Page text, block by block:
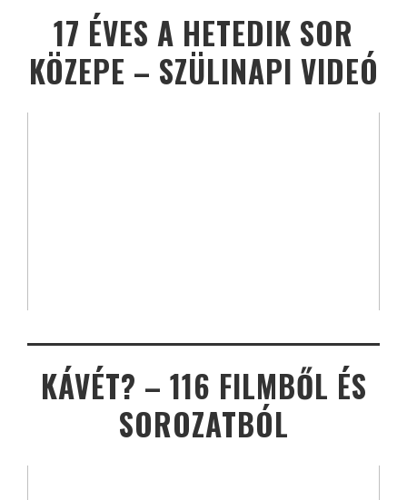
17 ÉVES A HETEDIK SOR
KÖZEPE – SZÜLINAPI VIDEÓ
KÁVÉT? – 116 FILMBŐL ÉS
SOROZATBÓL